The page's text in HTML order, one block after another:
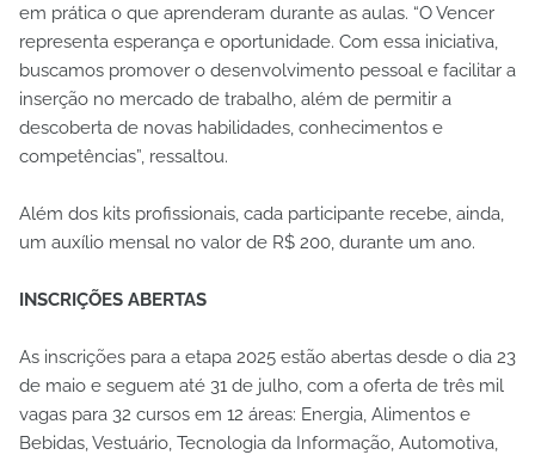
em prática o que aprenderam durante as aulas. “O Vencer
representa esperança e oportunidade. Com essa iniciativa,
buscamos promover o desenvolvimento pessoal e facilitar a
inserção no mercado de trabalho, além de permitir a
descoberta de novas habilidades, conhecimentos e
competências”, ressaltou.
Além dos kits profissionais, cada participante recebe, ainda,
um auxílio mensal no valor de R$ 200, durante um ano.
INSCRIÇÕES ABERTAS
As inscrições para a etapa 2025 estão abertas desde o dia 23
de maio e seguem até 31 de julho, com a oferta de três mil
vagas para 32 cursos em 12 áreas: Energia, Alimentos e
Bebidas, Vestuário, Tecnologia da Informação, Automotiva,